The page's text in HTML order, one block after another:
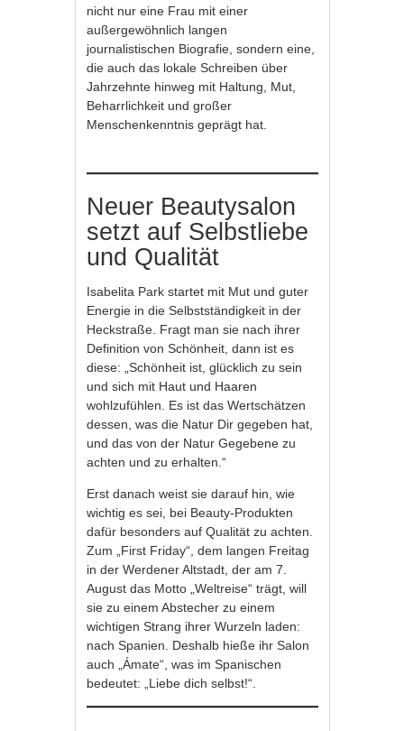
nicht nur eine Frau mit einer
außergewöhnlich langen
journalistischen Biografie, sondern eine,
die auch das lokale Schreiben über
Jahrzehnte hinweg mit Haltung, Mut,
Beharrlichkeit und großer
Menschenkenntnis geprägt hat.
Neuer Beautysalon
setzt auf Selbstliebe
und Qualität
Isabelita Park startet mit Mut und guter
Energie in die Selbstständigkeit in der
Heckstraße. Fragt man sie nach ihrer
Definition von Schönheit, dann ist es
diese: „Schönheit ist, glücklich zu sein
und sich mit Haut und Haaren
wohlzufühlen. Es ist das Wertschätzen
dessen, was die Natur Dir gegeben hat,
und das von der Natur Gegebene zu
achten und zu erhalten.“
Erst danach weist sie darauf hin, wie
wichtig es sei, bei Beauty-Produkten
dafür besonders auf Qualität zu achten.
Zum „First Friday“, dem langen Freitag
in der Werdener Altstadt, der am 7.
August das Motto „Weltreise“ trägt, will
sie zu einem Abstecher zu einem
wichtigen Strang ihrer Wurzeln laden:
nach Spanien. Deshalb hieße ihr Salon
auch „Ámate“, was im Spanischen
bedeutet: „Liebe dich selbst!“.